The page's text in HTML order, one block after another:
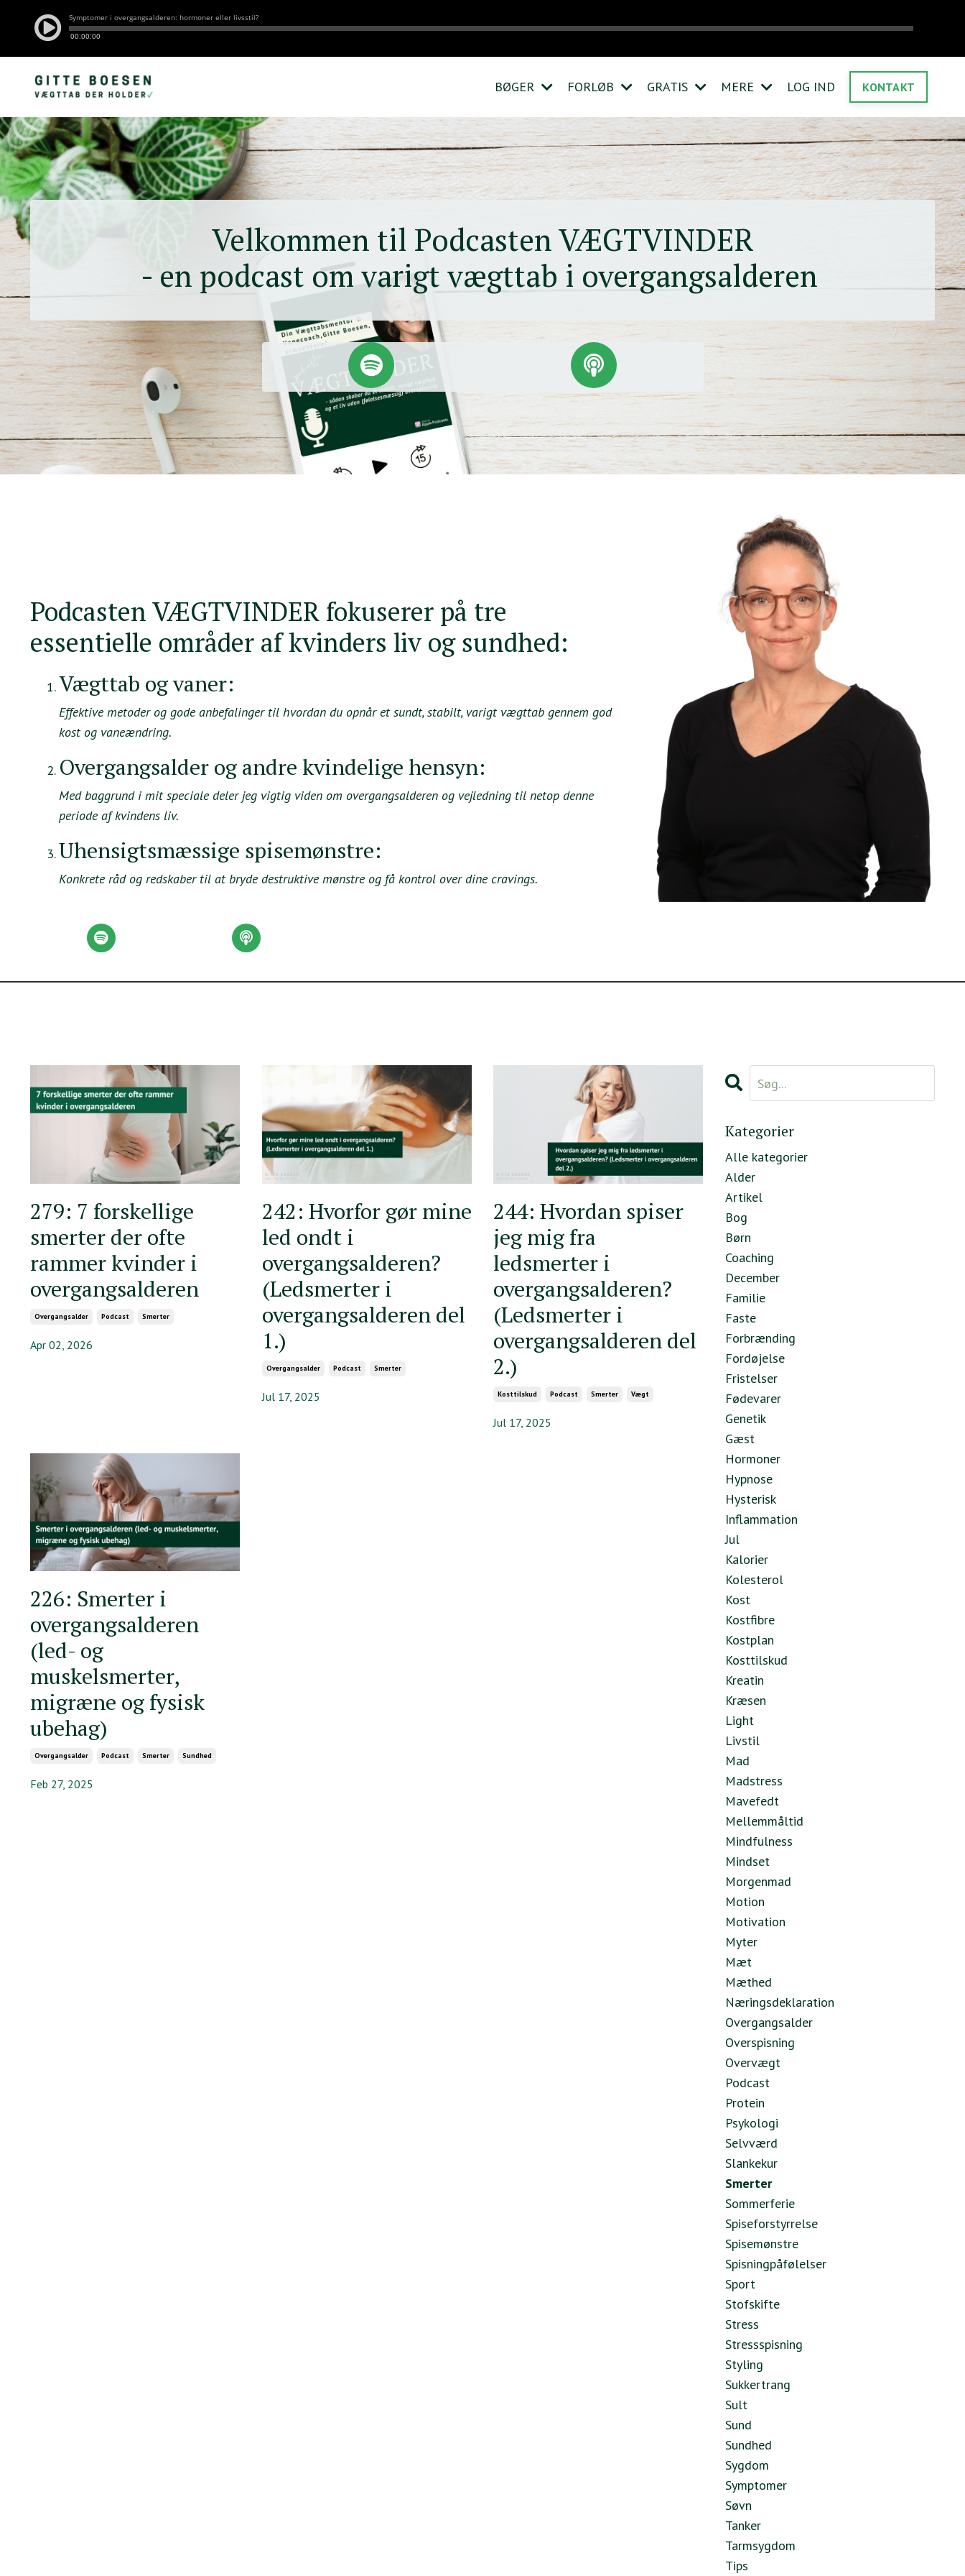
BØGER FORLØB GRATIS MERE LOG IND KONTAKT
Velkommen til Podcasten VÆGTVINDER
- en podcast om varigt vægttab i overgangsalderen
Podcasten VÆGTVINDER fokuserer på tre
essentielle områder af kvinders liv og sundhed:
Vægttab og vaner:
Effektive metoder og gode anbefalinger til hvordan du opnår et sundt, stabilt, varigt vægttab gennem god
kost og vaneændring.
Overgangsalder og andre kvindelige hensyn:
Med baggrund i mit speciale deler jeg vigtig viden om overgangsalderen og vejledning til netop denne
periode af kvindens liv.
Uhensigtsmæssige spisemønstre:
Konkrete råd og redskaber til at bryde destruktive mønstre og få kontrol over dine cravings.
279: 7 forskellige
smerter der ofte
rammer kvinder i
overgangsalderen
Overgangsalder Podcast Smerter
Apr 02, 2026
242: Hvorfor gør mine
led ondt i
overgangsalderen?
(Ledsmerter i
overgangsalderen del
1.)
Overgangsalder Podcast Smerter
Jul 17, 2025
244: Hvordan spiser
jeg mig fra
ledsmerter i
overgangsalderen?
(Ledsmerter i
overgangsalderen del
2.)
Kosttilskud Podcast Smerter Vægt
Jul 17, 2025
226: Smerter i
overgangsalderen
(led- og
muskelsmerter,
migræne og fysisk
ubehag)
Overgangsalder Podcast Smerter Sundhed
Feb 27, 2025
Kategorier
Alle kategorier
Alder
Artikel
Bog
Børn
Coaching
December
Familie
Faste
Forbrænding
Fordøjelse
Fristelser
Fødevarer
Genetik
Gæst
Hormoner
Hypnose
Hysterisk
Inflammation
Jul
Kalorier
Kolesterol
Kost
Kostfibre
Kostplan
Kosttilskud
Kreatin
Kræsen
Light
Livstil
Mad
Madstress
Mavefedt
Mellemmåltid
Mindfulness
Mindset
Morgenmad
Motion
Motivation
Myter
Mæt
Mæthed
Næringsdeklaration
Overgangsalder
Overspisning
Overvægt
Podcast
Protein
Psykologi
Selvværd
Slankekur
Smerter
Sommerferie
Spiseforstyrrelse
Spisemønstre
Spisningpåfølelser
Sport
Stofskifte
Stress
Stressspisning
Styling
Sukkertrang
Sult
Sund
Sundhed
Sygdom
Symptomer
Søvn
Tanker
Tarmsygdom
Tips